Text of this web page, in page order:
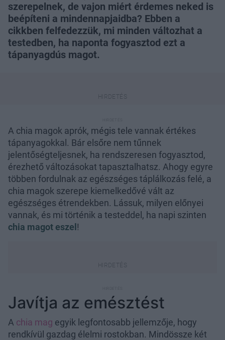
szerepelnek, de vajon miért érdemes neked is
beépíteni a mindennapjaidba? Ebben a
cikkben felfedezzük, mi minden változhat a
testedben, ha naponta fogyasztod ezt a
tápanyagdús magot.
A chia magok aprók, mégis tele vannak értékes
tápanyagokkal. Bár elsőre nem tűnnek
jelentőségteljesnek, ha rendszeresen fogyasztod,
érezhető változásokat tapasztalhatsz. Ahogy egyre
többen fordulnak az egészséges táplálkozás felé, a
chia magok szerepe kiemelkedővé vált az
egészséges étrendekben. Lássuk, milyen előnyei
vannak, és mi történik a testeddel, ha napi szinten
chia magot eszel!
Javítja az emésztést
A chia mag egyik legfontosabb jellemzője, hogy
rendkívül gazdag élelmi rostokban. Mindössze két